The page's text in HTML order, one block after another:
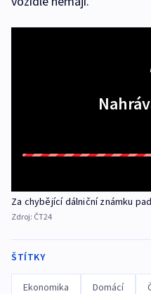
Za chybějící dálniční známku
Zdroj: ČT24
ŠTÍTKY
Ekonomika Domácí